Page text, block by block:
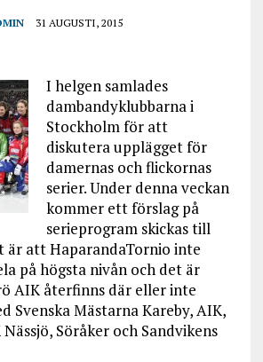
31 AUGUSTI, 2015
I helgen samlades
dambandyklubbarna i
Stockholm för att
diskutera upplägget för
damernas och flickornas
serier. Under denna veckan
kommer ett förslag på
serieprogram skickas till
är att HaparandaTornio inte
på högsta nivån och det är
AIK återfinns där eller inte
Svenska Mästarna Kareby, AIK,
Söråker och Sandvikens